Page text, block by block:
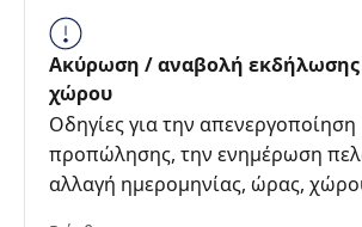
Ακύρωση / αναβολή εκδήλωσης
χώρου
Οδηγίες για την απενεργοποίηση
προπώλησης, την ενημέρωση
αλλαγή ημερομηνίας, ώρας,